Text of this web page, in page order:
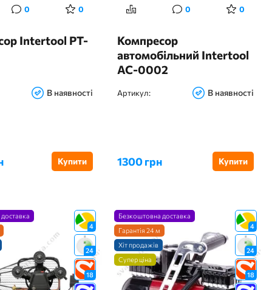
0 0
Intertool PT-
В наявності
Купити
0 0
Компресор
автомобільний Intertool
AC-0002
Артикул: В наявності
1300 грн Купити
4
24
18
4
24
18
Безкоштовна доставка
Гарантія 24 м
Хіт продажів
Супер ціна